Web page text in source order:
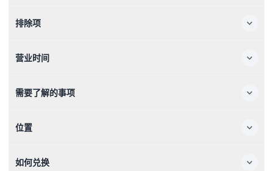
排除项
营业时间
需要了解的事项
位置
如何兑换